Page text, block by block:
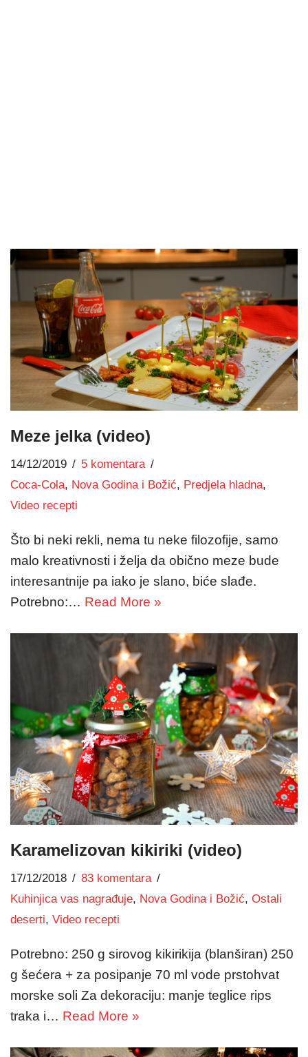
Meze jelka (video)
14/12/2019
5 komentara
Coca-Cola, Nova Godina i Božić, Predjela hladna,
Video recepti
Što bi neki rekli, nema tu neke filozofije, samo
malo kreativnosti i želja da obično meze bude
interesantnije pa iako je slano, biće slađe.
Potrebno:… Read More »
Karamelizovan kikiriki (video)
17/12/2018
83 komentara
Kuhinjica vas nagrađuje, Nova Godina i Božić, Ostali
deserti, Video recepti
Potrebno: 250 g sirovog kikirikija (blanširan) 250
g šećera + za posipanje 70 ml vode prstohvat
morske soli Za dekoraciju: manje teglice rips
traka i… Read More »